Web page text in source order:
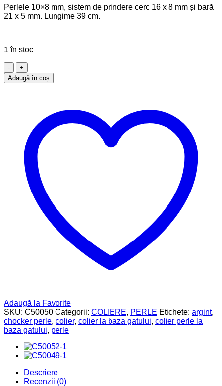
Perlele 10×8 mm, sistem de prindere cerc 16 x 8 mm și bară
21 x 5 mm. Lungime 39 cm.
1 în stoc
Cantitate
Colier
argint
C50050
Adaugă în coș
Adaugă la Favorite
SKU: C50050 Categorii: COLIERE, PERLE Etichete: argint,
chocker perle, colier, colier la baza gatului, colier perle la
baza gatului, perle
Descriere
Recenzii (0)